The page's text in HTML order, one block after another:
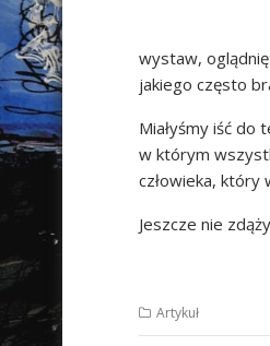
wystaw,
jakiego często
Miałyśmy iść do
w którym
człowieka, który
Jeszcze nie
Artykuł